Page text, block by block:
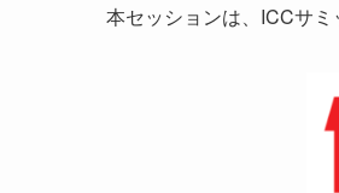
本セッションは、ICCサ